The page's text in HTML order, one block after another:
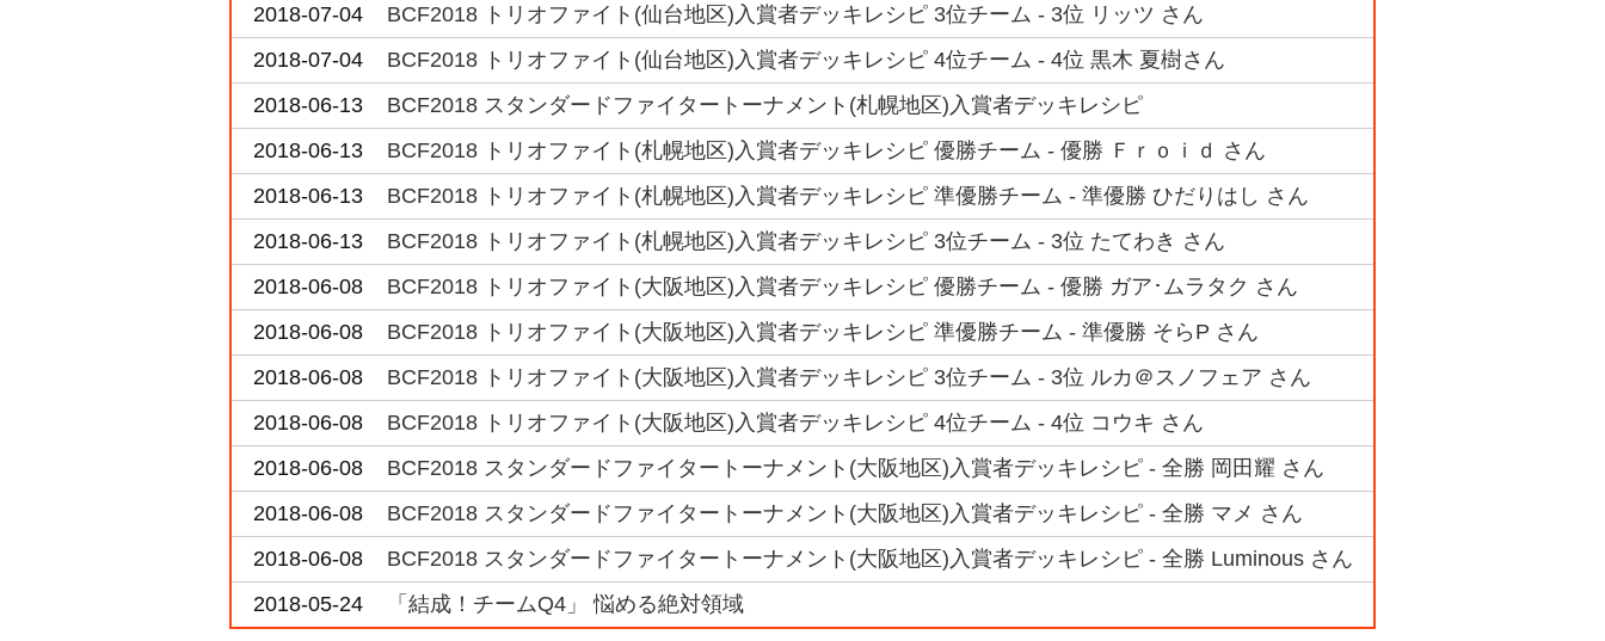
2018-07-04
BCF2018 トリオファイト(仙台地区)入賞者デッキレシピ 3位チーム - 3位 リッツ さん
2018-07-04
BCF2018 トリオファイト(仙台地区)入賞者デッキレシピ 4位チーム - 4位 黒木 夏樹さん
2018-06-13
BCF2018 スタンダードファイタートーナメント(札幌地区)入賞者デッキレシピ
2018-06-13
BCF2018 トリオファイト(札幌地区)入賞者デッキレシピ 優勝チーム - 優勝 Ｆｒｏｉｄ さん
2018-06-13
BCF2018 トリオファイト(札幌地区)入賞者デッキレシピ 準優勝チーム - 準優勝 ひだりはし さん
2018-06-13
BCF2018 トリオファイト(札幌地区)入賞者デッキレシピ 3位チーム - 3位 たてわき さん
2018-06-08
BCF2018 トリオファイト(大阪地区)入賞者デッキレシピ 優勝チーム - 優勝 ガア･ムラタク さん
2018-06-08
BCF2018 トリオファイト(大阪地区)入賞者デッキレシピ 準優勝チーム - 準優勝 そらP さん
2018-06-08
BCF2018 トリオファイト(大阪地区)入賞者デッキレシピ 3位チーム - 3位 ルカ＠スノフェア さん
2018-06-08
BCF2018 トリオファイト(大阪地区)入賞者デッキレシピ 4位チーム - 4位 コウキ さん
2018-06-08
BCF2018 スタンダードファイタートーナメント(大阪地区)入賞者デッキレシピ - 全勝 岡田耀 さん
2018-06-08
BCF2018 スタンダードファイタートーナメント(大阪地区)入賞者デッキレシピ - 全勝 マメ さん
2018-06-08
BCF2018 スタンダードファイタートーナメント(大阪地区)入賞者デッキレシピ - 全勝 Luminous さん
2018-05-24
「結成！チームQ4」 悩める絶対領域